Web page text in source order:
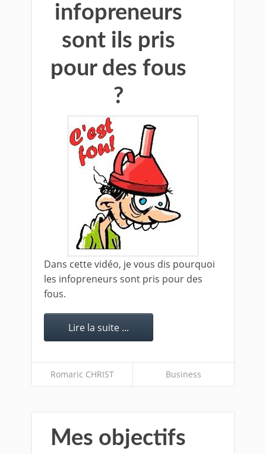
infopreneurs
sont ils pris
pour des fous
?
Dans cette vidéo, je vous dis pourquoi
les infopreneurs sont pris pour des
fous.
Lire la suite ...
Romaric CHRIST Business
Mes objectifs